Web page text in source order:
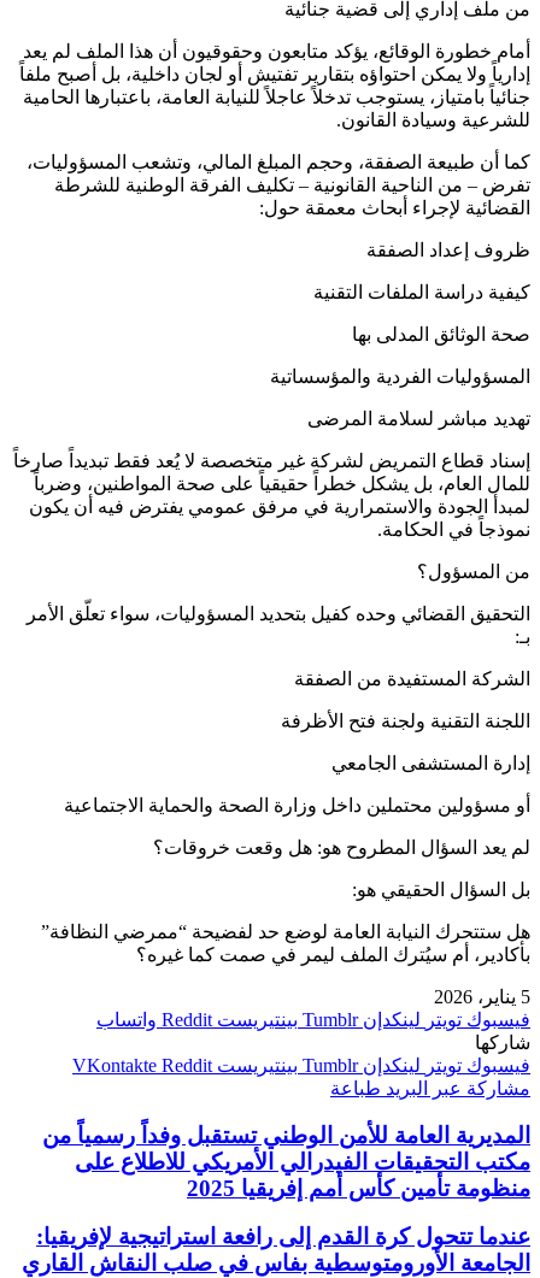
من ملف إداري إلى قضية جنائية
أمام خطورة الوقائع، يؤكد متابعون وحقوقيون أن هذا الملف لم يعد
إدارياً ولا يمكن احتواؤه بتقارير تفتيش أو لجان داخلية، بل أصبح ملفاً
جنائياً بامتياز، يستوجب تدخلاً عاجلاً للنيابة العامة، باعتبارها الحامية
للشرعية وسيادة القانون.
كما أن طبيعة الصفقة، وحجم المبلغ المالي، وتشعب المسؤوليات،
تفرض – من الناحية القانونية – تكليف الفرقة الوطنية للشرطة
القضائية لإجراء أبحاث معمقة حول:
ظروف إعداد الصفقة
كيفية دراسة الملفات التقنية
صحة الوثائق المدلى بها
المسؤوليات الفردية والمؤسساتية
تهديد مباشر لسلامة المرضى
إسناد قطاع التمريض لشركة غير متخصصة لا يُعد فقط تبديداً صارخاً
للمال العام، بل يشكل خطراً حقيقياً على صحة المواطنين، وضرباً
لمبدأ الجودة والاستمرارية في مرفق عمومي يفترض فيه أن يكون
نموذجاً في الحكامة.
من المسؤول؟
التحقيق القضائي وحده كفيل بتحديد المسؤوليات، سواء تعلّق الأمر
بـ:
الشركة المستفيدة من الصفقة
اللجنة التقنية ولجنة فتح الأظرفة
إدارة المستشفى الجامعي
أو مسؤولين محتملين داخل وزارة الصحة والحماية الاجتماعية
لم يعد السؤال المطروح هو: هل وقعت خروقات؟
بل السؤال الحقيقي هو:
هل ستتحرك النيابة العامة لوضع حد لفضيحة “ممرضي النظافة”
بأكادير، أم سيُترك الملف ليمر في صمت كما غيره؟
5 يناير، 2026
فيسبوك تويتر لينكدإن بينتيريست
واتساب
شاركها
فيسبوك تويتر لينكدإن بينتيريست
مشاركة عبر البريد طباعة
المديرية العامة للأمن الوطني تستقبل وفداً رسمياً من
مكتب التحقيقات الفيدرالي الأمريكي للاطلاع على
منظومة تأمين كأس أمم إفريقيا 2025
عندما تتحول كرة القدم إلى رافعة استراتيجية لإفريقيا:
الجامعة الأورومتوسطية بفاس في صلب النقاش القاري